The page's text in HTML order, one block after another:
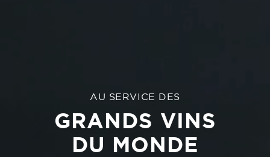
AU SERVICE DES
GRANDS VINS
DU MONDE